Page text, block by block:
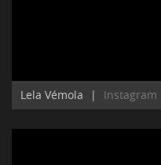
Lela Vémola | Instagram